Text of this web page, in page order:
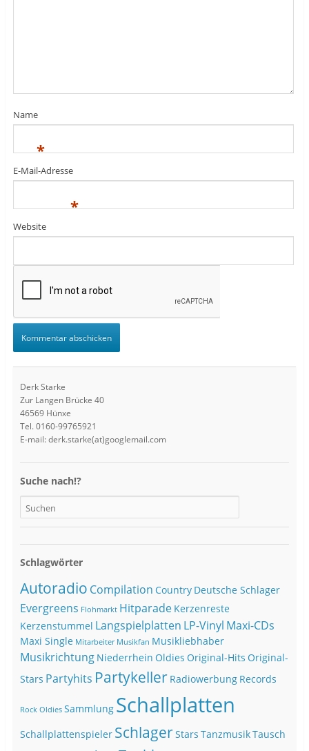
Name
*
E-Mail-Adresse
*
Website
Derk Starke
Zur Langen Brücke 40
46569 Hünxe
Tel. 0160-99765921
E-mail: derk.starke(at)googlemail.com
Suche nach!?
Schlagwörter
Autoradio Compilation Country Deutsche Schlager
Evergreens Flohmarkt Hitparade Kerzenreste
Kerzenstummel Langspielplatten LP-Vinyl Maxi-CDs
Maxi Single Mitarbeiter Musikfan Musikliebhaber
Musikrichtung Niederrhein Oldies Original-Hits Original-
Stars Partyhits Partykeller Radiowerbung Records
Rock Oldies Sammlung Schallplatten
Schallplattenspieler SchlagerStars TanzmusikTausch